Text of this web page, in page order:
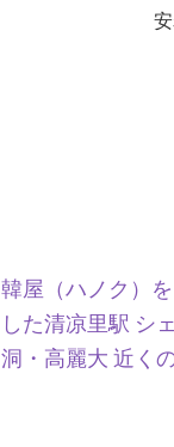
韓屋（ハノク）
した清凉里駅 シ
洞・高麗大 近く